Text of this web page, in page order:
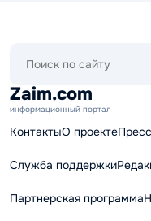
сайту
Zaim.com
информационный портал
КонтактыО проекте
Служба поддержки
Партнерская программа